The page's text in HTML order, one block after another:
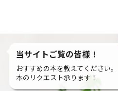
当サイトご覧の皆様！
おすすめの本を教えてください。
本のリクエスト承ります！